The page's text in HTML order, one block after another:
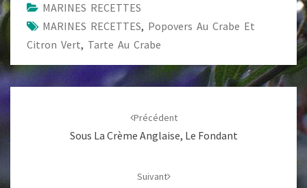
MARINES RECETTES
MARINES RECETTES, Popovers Au Crabe Et
Citron Vert, Tarte Au Crabe
Navigation
d'article
Précédent
Sous La Crème Anglaise, Le Fondant
Suivant